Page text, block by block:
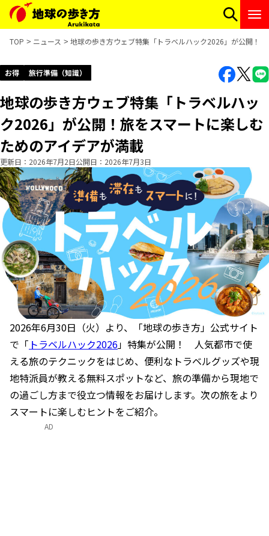
TOP ニュース 地球の歩き方ウェブ特集「トラベルハック2026」が公開！
お得 旅行準備（知識）
地球の歩き方ウェブ特集「トラベルハッ
ク2026」が公開！旅をスマートに楽しむ
ためのアイデアが満載
更新日 2026年7月2日公開日 2026年7月3日
2026年6月30日（火）より、「地球の歩き方」公式サイト
で「 トラベルハック2026」特集が公開！ 人気都市で使
える旅のテクニックをはじめ、便利なトラベルグッズや現
地特派員が教える無料スポットなど、旅の準備から現地で
の過ごし方まで役立つ情報をお届けします。次の旅をより
スマートに楽しむヒントをご紹介。
AD